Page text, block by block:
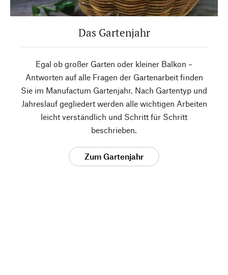
Das Gartenjahr
Egal ob großer Garten oder kleiner Balkon –
Antworten auf alle Fragen der Gartenarbeit finden
Sie im Manufactum Gartenjahr. Nach Gartentyp und
Jahreslauf gegliedert werden alle wichtigen Arbeiten
leicht verständlich und Schritt für Schritt
beschrieben.
Zum Gartenjahr